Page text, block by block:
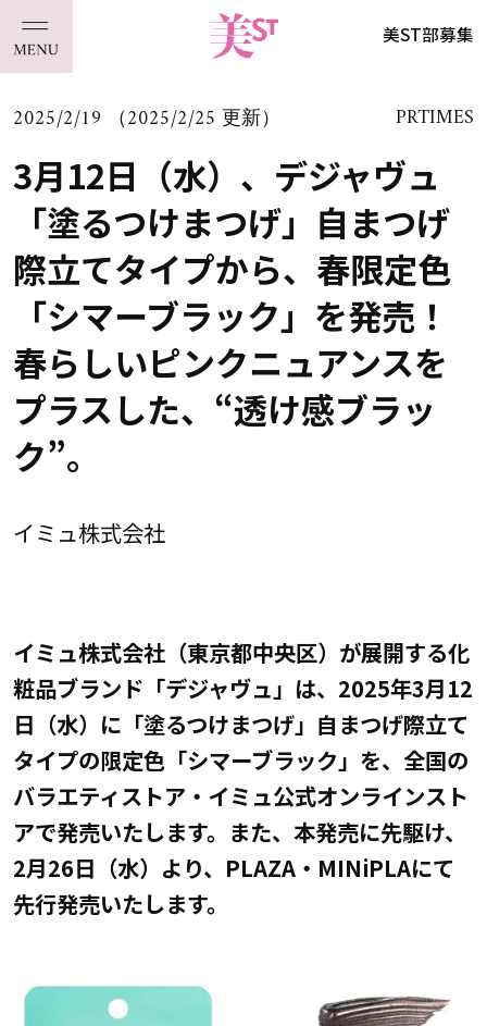
美ST部募集
2025/2/19 （2025/2/25 更新） PRTIMES
3月12日（水）、デジャヴュ
「塗るつけまつげ」自まつげ
際立てタイプから、春限定色
「シマーブラック」を発売！
春らしいピンクニュアンスを
プラスした、“透け感ブラッ
ク”。
イミュ株式会社
イミュ株式会社（東京都中央区）が展開する化
粧品ブランド「デジャヴュ」は、2025年3月12
日（水）に「塗るつけまつげ」自まつげ際立て
タイプの限定色「シマーブラック」を、全国の
バラエティストア・イミュ公式オンラインスト
アで発売いたします。また、本発売に先駆け、
2月26日（水）より、PLAZA・MINiPLAにて
先行発売いたします。